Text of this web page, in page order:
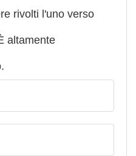
rivolti l'uno verso
altamente